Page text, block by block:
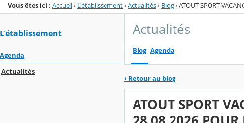
Vous êtes ici : Accueil› L'établissement›Actualités› Blog›ATOUT SPORT
L'établissement
Agenda
Actualités
Actualités
Blog Agenda
‹ Retour au blog
ATOUT SPORT